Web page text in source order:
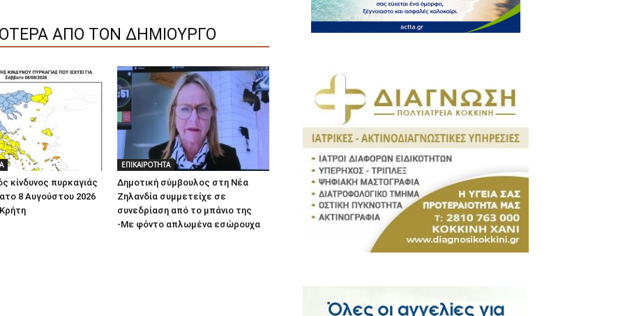
ΑΠΟ ΤΟΝ ΔΗΜΙΟΥΡΓΟ
κίνδυνος πυρκαγιάς
8 Αυγούστου 2026
ΕΠΙΚΑΙΡΟΤΗΤΑ
Δημοτική σύμβουλος στη Νέα
Ζηλανδία συμμετείχε σε
συνεδρίαση από το μπάνιο της
-Με φόντο απλωμένα εσώρουχα